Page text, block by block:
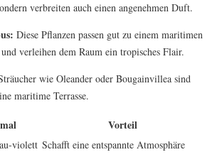
verbreiten auch einen angenehmen Duft.
Diese Pflanzen passen gut zu einem maritimen
verleihen dem Raum ein tropisches Flair.
wie Oleander oder Bougainvillea sind
maritime Terrasse.
Vorteil
violett Schafft eine entspannte Atmosphäre